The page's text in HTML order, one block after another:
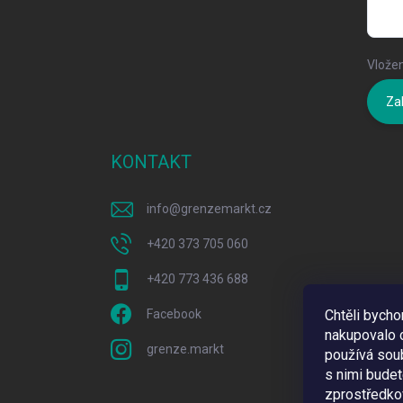
Chtěli
nakupovalo
používá
s nimi
KONTAKT
info@grenzemarkt.cz
+420 373 705 060
+420 773 436 688
Facebook
grenze.markt